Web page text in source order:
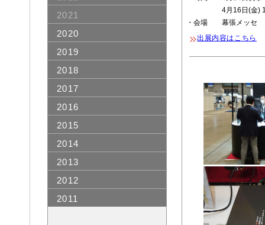
2021
2020
2019
2018
2017
2016
2015
2014
2013
2012
2011
4月16日(金)
・会場 幕張メッセ
出展内容はこちら